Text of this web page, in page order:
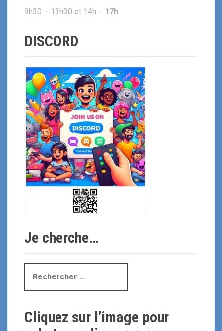
9h30 – 13h30 et 14h – 17h
DISCORD
Je cherche…
c
e
Cliquez sur l’image pour